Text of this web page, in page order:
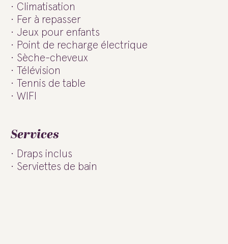
Climatisation
Fer à repasser
Jeux pour enfants
Point de recharge électrique
Sèche-cheveux
Télévision
Tennis de table
WIFI
Services
Draps inclus
Serviettes de bain